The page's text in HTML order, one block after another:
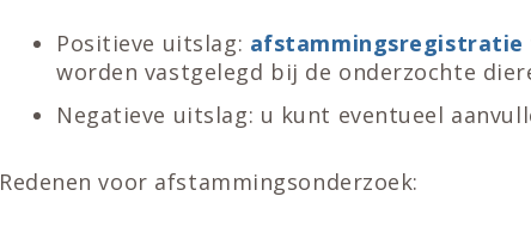
Positieve uitslag: afstammingsregistratie
worden vastgelegd bij de onderzochte
Negatieve uitslag: u kunt eventueel
Redenen voor afstammingsonderzoek: